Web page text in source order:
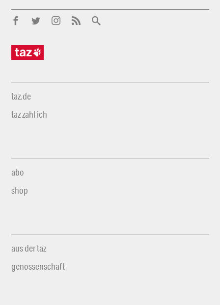
taz.de
taz zahl ich
abo
shop
aus der taz
genossenschaft